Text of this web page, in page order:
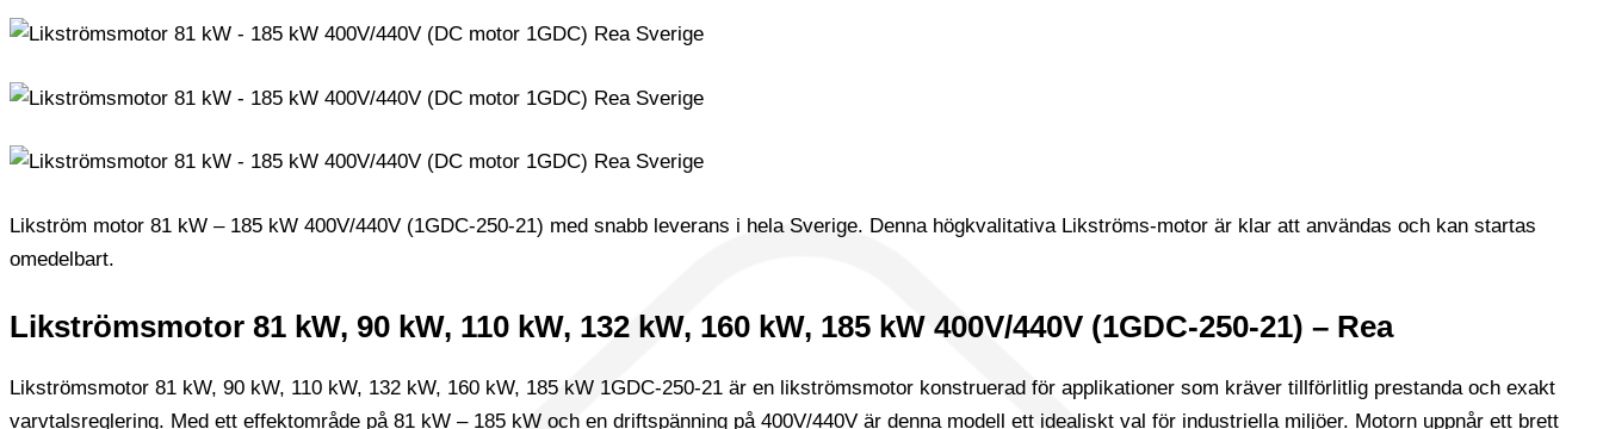
Likström motor 81 kW – 185 kW 400V/440V (1GDC-250-21) med snabb leverans i hela Sverige. Denna högkvalitativa Likströms-motor är klar att användas och kan startas
omedelbart.
Likströmsmotor 81 kW, 90 kW, 110 kW, 132 kW, 160 kW, 185 kW 400V/440V (1GDC-250-21) – Rea
Likströmsmotor 81 kW, 90 kW, 110 kW, 132 kW, 160 kW, 185 kW 1GDC-250-21 är en likströmsmotor konstruerad för applikationer som kräver tillförlitlig prestanda och exakt
varvtalsreglering. Med ett effektområde på 81 kW – 185 kW och en driftspänning på 400V/440V är denna modell ett idealiskt val för industriella miljöer. Motorn uppnår ett brett